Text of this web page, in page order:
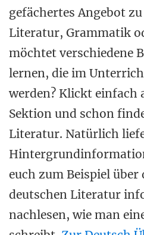
gefächertes Angebot
Literatur, Grammatik
möchtet verschiedene
lernen, die im
werden? Klickt einfach
Sektion und schon
Literatur. Natürlich
euch zum Beispiel über
deutschen Literatur
nachlesen, wie man